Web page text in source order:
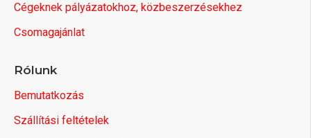
Cégeknek pályázatokhoz, közbeszerzésekhez
Csomagajánlat
Rólunk
Bemutatkozás
Szállítási feltételek